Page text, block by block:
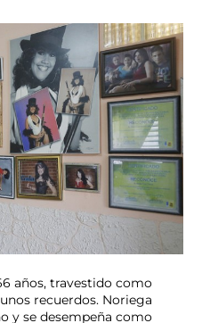
años, travestido como
recuerdos. Noriega
y se desempeña como